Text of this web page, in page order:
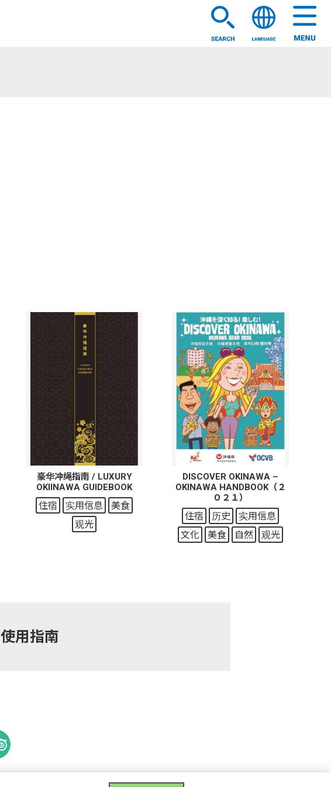
豪华冲绳指南 / LUXURY
OKIINAWA GUIDEBOOK
住宿 实用信息
美食
观光
DISCOVER OKINAWA –
OKINAWA HANDBOOK（２
０２１）
住宿 历史
实用信息
文化
美食 自然 观光
使用指南